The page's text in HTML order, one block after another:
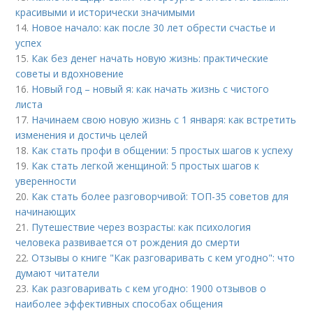
красивыми и исторически значимыми
14. Новое начало: как после 30 лет обрести счастье и
успех
15. Как без денег начать новую жизнь: практические
советы и вдохновение
16. Новый год – новый я: как начать жизнь с чистого
листа
17. Начинаем свою новую жизнь с 1 января: как встретить
изменения и достичь целей
18. Как стать профи в общении: 5 простых шагов к успеху
19. Как стать легкой женщиной: 5 простых шагов к
уверенности
20. Как стать более разговорчивой: ТОП-35 советов для
начинающих
21. Путешествие через возрасты: как психология
человека развивается от рождения до смерти
22.Отзывы о книге "Как разговаривать с кем угодно": что
думают читатели
23. Как разговаривать с кем угодно: 1900 отзывов о
наиболее эффективных способах общения